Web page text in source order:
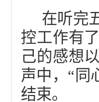
在听完
控工作有
己的感想
声中，“同
结束。